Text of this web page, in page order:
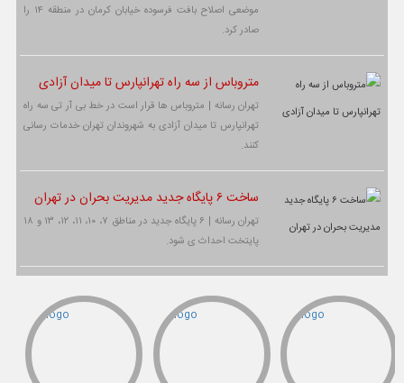
موضعی اصلاح بافت فرسوده خیابان کرمان در منطقه ۱۴ را
صادر کرد.
متروباس از سه راه تهرانپارس تا میدان آزادی
تهران رسانه | متروباس ها قرار است در خط بی آر تی سه راه
تهرانپارس تا میدان آزادی به شهروندان تهران خدمات رسانی
کنند.
ساخت ۶ پایگاه جدید مدیریت بحران در تهران
تهران رسانه | ۶ پایگاه جدید در مناطق ۷، ۱۰، ۱۱، ۱۲، ۱۳ و ۱۸
پایتخت احداث ی شود.